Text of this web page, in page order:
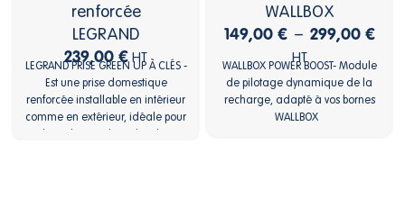
renforcée
LEGRAND
239,00€ HT
LEGRAND PRISE GREEN UP À CLÉS -
Est une prise domestique
renforcée installable en intérieur
comme en extérieur, idéale pour
WALLBOX
149,00 € – 299,00 €
HT
WALLBOX POWER BOOST- Module
de pilotage dynamique de la
recharge, adapté à vos bornes
WALLBOX